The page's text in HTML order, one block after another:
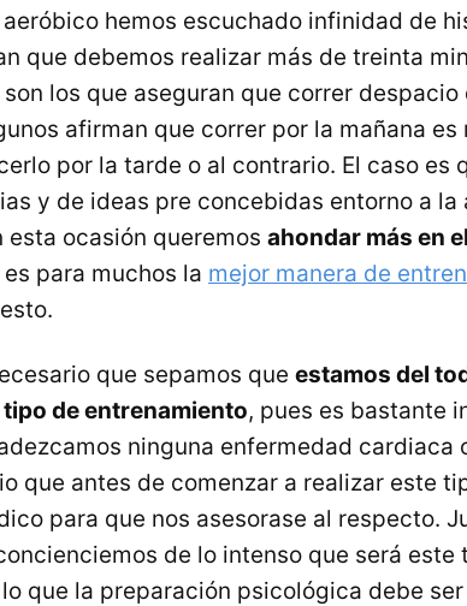
hemos escuchado infinidad de
que debemos realizar más de treinta
los que aseguran que correr despacio
afirman que correr por la mañana es
por la tarde o al contrario. El caso es
y de ideas pre concebidas entorno a
esta ocasión queremos ahondar más en
es para muchos la mejor manera de
que sepamos que estamos del
de entrenamiento, pues es bastante
ninguna enfermedad cardiaca
que antes de comenzar a realizar este
para que nos asesorase al respecto.
de lo intenso que será este
que la preparación psicológica debe